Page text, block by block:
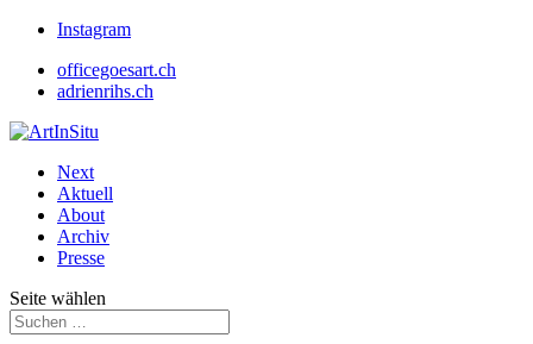
Instagram
officegoesart.ch
adrienrihs.ch
Next
Aktuell
About
Archiv
Presse
Seite wählen